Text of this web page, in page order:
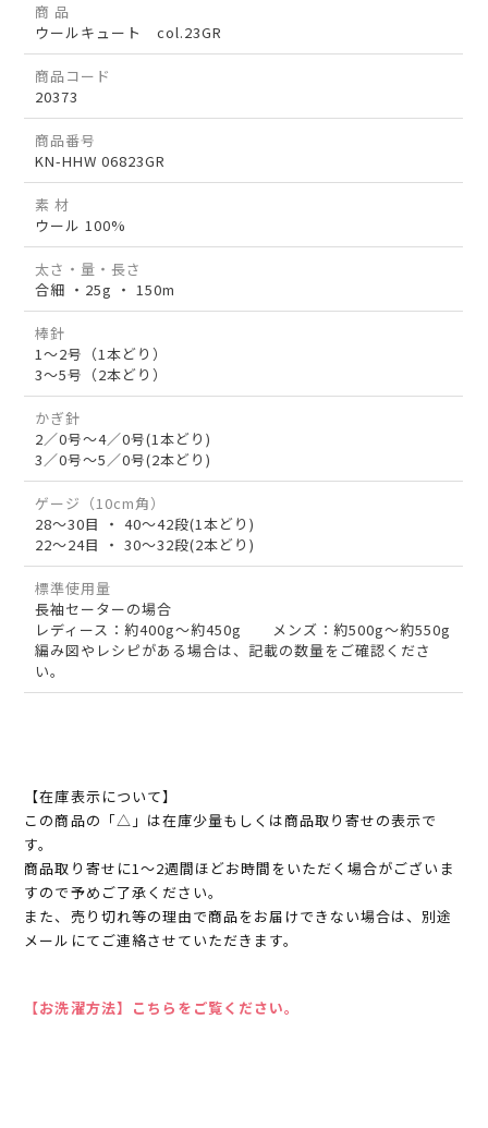
商 品
ウールキュート col.23GR
商品コード
20373
商品番号
KN-HHW 06823GR
素 材
ウール 100%
太さ・量・長さ
合細 ・25g ・ 150m
棒針
1～2号（1本どり）
3～5号（2本どり）
かぎ針
2／0号～4／0号(1本どり)
3／0号～5／0号(2本どり)
ゲージ（10cm角）
28～30目 ・ 40～42段(1本どり)
22～24目 ・ 30～32段(2本どり)
標準使用量
長袖セーターの場合
レディース：約400g～約450g メンズ：約500g～約550g
編み図やレシピがある場合は、記載の数量をご確認くださ
い。
【在庫表示について】
この商品の「△」は在庫少量もしくは商品取り寄せの表示で
す。
商品取り寄せに1～2週間ほどお時間をいただく場合がございま
すので予めご了承ください。
また、売り切れ等の理由で商品をお届けできない場合は、別途
メールにてご連絡させていただきます。
【お洗濯方法】こちらをご覧ください。